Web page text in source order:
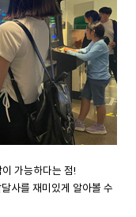
가능하다는 점!
사를 재미있게 알아볼 수